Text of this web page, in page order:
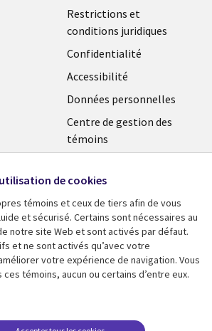
Legal
SECTIONS
FR
Restrictions et
conditions juridiques
Confidentialité
Accessibilité
Données personnelles
Centre de gestion des
témoins
de cookies
témoins et ceux de tiers afin de vous
et sécurisé. Certains sont nécessaires au
notre site Web et sont activés par défaut.
et ne sont activés qu’avec votre
votre expérience de navigation. Vous
témoins, aucun ou certains d’entre eux.